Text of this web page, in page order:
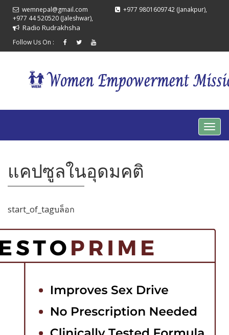
wemnepal@gmail.com
+977 9801609742 (Janakpur),
+977 44 520520 (Jaleshwar),
Radio Rudrakhsha
Follow Us On :
แคปซูลในอุดมคติ
start_of_tagบล็อก